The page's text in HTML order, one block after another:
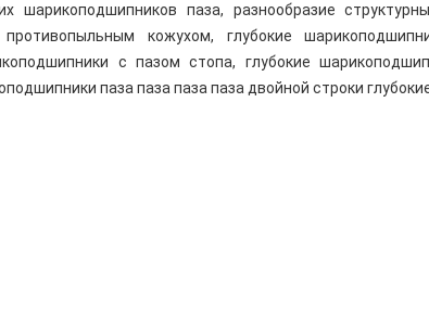
шарикоподшипников паза, разнообразие
кожухом, глубокие
с пазом стопа, глубокие
паза паза паза паза двойной строки